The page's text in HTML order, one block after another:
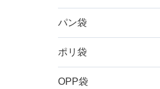
パン袋
ポリ袋
OPP袋